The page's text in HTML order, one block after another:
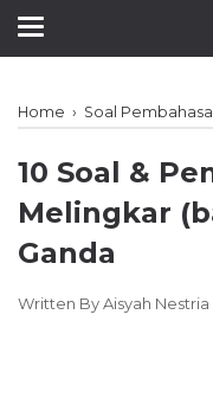
Home › Soal
10 Soal &
Melingkar
Ganda
Written ByAisyah Nestria